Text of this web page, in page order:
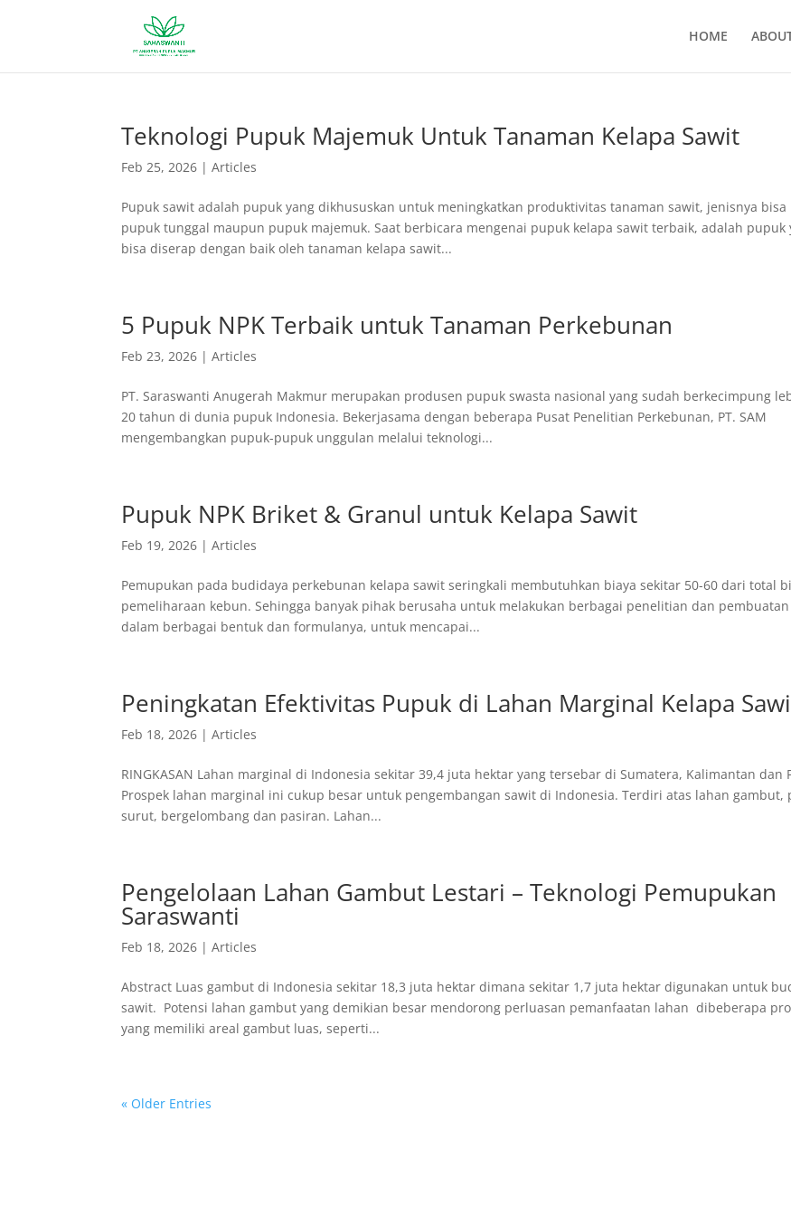
HOME
Teknologi Pupuk Majemuk Untuk Tanaman Kelapa Sawit
Feb 25, 2026 |Articles
Pupuk sawit adalah pupuk yang dikhususkan untuk meningkatkan produktivitas tanaman sawit, jenisnya bisa
pupuk tunggal maupun pupuk majemuk. Saat berbicara mengenai pupuk kelapa sawit terbaik, adalah pupuk
bisa diserap dengan baik oleh tanaman kelapa sawit...
5 Pupuk NPK Terbaik untuk Tanaman Perkebunan
Feb 23, 2026 |Articles
PT. Saraswanti Anugerah Makmur merupakan produsen pupuk swasta nasional yang sudah berkecimpung
20 tahun di dunia pupuk Indonesia. Bekerjasama dengan beberapa Pusat Penelitian Perkebunan, PT. SAM
mengembangkan pupuk-pupuk unggulan melalui teknologi...
Pupuk NPK Briket & Granul untuk Kelapa Sawit
Feb 19, 2026 |Articles
Pemupukan pada budidaya perkebunan kelapa sawit seringkali membutuhkan biaya sekitar 50-60 dari total
pemeliharaan kebun. Sehingga banyak pihak berusaha untuk melakukan berbagai penelitian dan
dalam berbagai bentuk dan formulanya, untuk mencapai...
Peningkatan Efektivitas Pupuk di Lahan Marginal Kelapa
Feb 18, 2026 |Articles
RINGKASAN Lahan marginal di Indonesia sekitar 39,4 juta hektar yang tersebar di Sumatera, Kalimantan dan
Prospek lahan marginal ini cukup besar untuk pengembangan sawit di Indonesia. Terdiri atas lahan gambut,
surut, bergelombang dan pasiran. Lahan...
Pengelolaan Lahan Gambut Lestari – Teknologi Pemupukan
Saraswanti
Feb 18, 2026 |Articles
Abstract Luas gambut di Indonesia sekitar 18,3 juta hektar dimana sekitar 1,7 juta hektar digunakan untuk
sawit. Potensi lahan gambut yang demikian besar mendorong perluasan pemanfaatan lahan dibeberapa
yang memiliki areal gambut luas, seperti...
« Older Entries